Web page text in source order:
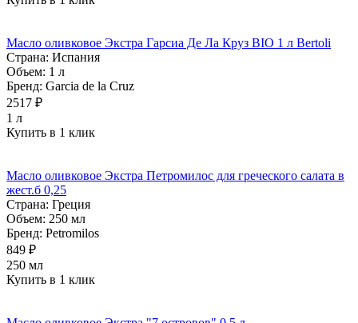
Масло оливковое Экстра Гарсиа Де Ла Круз BIO 1 л Bertoli
Страна: Испания
Объем: 1 л
Бренд: Garcia de la Cruz
2517 ₽
1 л
Купить в 1 клик
Масло оливковое Экстра Петромилос для греческого салата в
жест.б 0,25
Страна: Греция
Объем: 250 мл
Бренд: Petromilos
849 ₽
250 мл
Купить в 1 клик